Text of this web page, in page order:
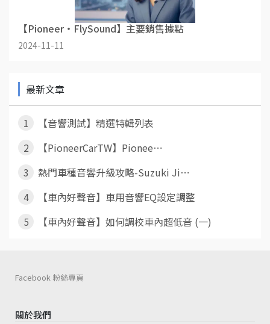
【Pioneer・FlySound】主要銷售據點
2024-11-11
最新文章
1
【音響測試】精選特輯列表
2
【PioneerCarTW】Pionee⋯
3
熱門車種音響升級攻略-Suzuki Ji⋯
4
【車內好聲音】車用音響EQ設定調整
5
【車內好聲音】如何調校車內超低音 (一)
關於我們
Facebook 粉絲專頁